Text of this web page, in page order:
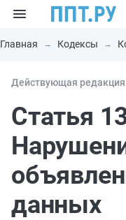
Главная Кодексы
Действующая редакция
Статья
данных